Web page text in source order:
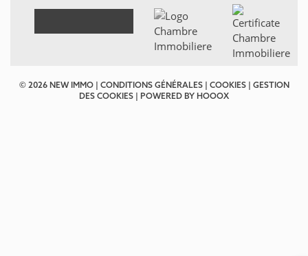
© 2026 NEW IMMO | CONDITIONS GÉNÉRALES| COOKIES| GESTION
DES COOKIES | POWERED BY HOOOX